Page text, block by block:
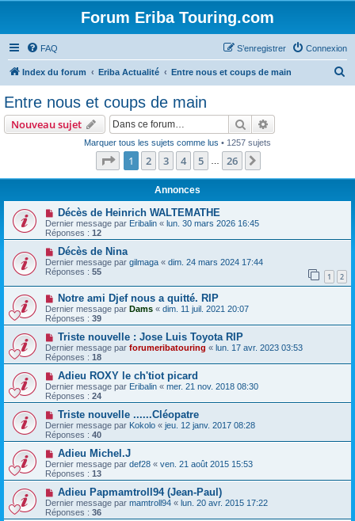
Forum Eriba Touring.com
FAQ Connexion
S’enregistrer
Index du forum Eriba Actualité Entre nous et coups de main
h
r
Entre nous et coups de main
Nouveau sujet Rechercher
Marquer tous les sujets comme lus • 1257 sujets
Page 1sur26
1 2 3 4 5 26
Annonces
Décès de Heinrich WALTEMATHE
Dernier message par Eribalin « lun. 30 mars 2026 16:45
Réponses : 12
Décès de Nina
Dernier message par gilmaga « dim. 24 mars 2024 17:44
Réponses : 55 1 2
Notre ami Djef nous a quitté. RIP
Dernier message par Dams « dim. 11 juil. 2021 20:07
Réponses : 39
Triste nouvelle : Jose Luis Toyota RIP
Dernier message par forumeribatouring « lun. 17 avr. 2023 03:53
Réponses : 18
Adieu ROXY le ch'tiot picard
Dernier message par Eribalin « mer. 21 nov. 2018 08:30
Réponses : 24
Triste nouvelle ......Cléopatre
Dernier message par Kokolo « jeu. 12 janv. 2017 08:28
Réponses : 40
Adieu Michel.J
Dernier message par def28 « ven. 21 août 2015 15:53
Réponses : 13
Adieu Papmamtroll94 (Jean-Paul)
Dernier message par mamtroll94 « lun. 20 avr. 2015 17:22
Réponses : 36